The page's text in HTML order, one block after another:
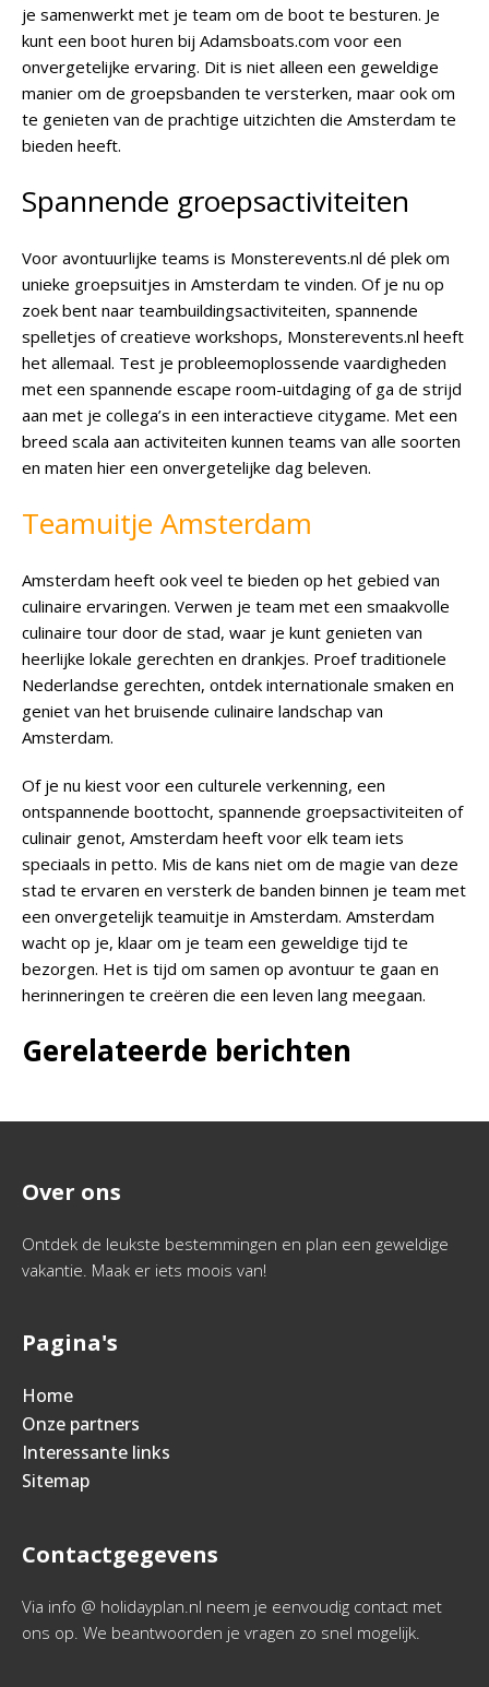
je samenwerkt met je team om de boot te besturen. Je
kunt een boot huren bij Adamsboats.com voor een
onvergetelijke ervaring. Dit is niet alleen een geweldige
manier om de groepsbanden te versterken, maar ook om
te genieten van de prachtige uitzichten die Amsterdam te
bieden heeft.
Spannende groepsactiviteiten
Voor avontuurlijke teams is Monsterevents.nl dé plek om
unieke groepsuitjes in Amsterdam te vinden. Of je nu op
zoek bent naar teambuildingsactiviteiten, spannende
spelletjes of creatieve workshops, Monsterevents.nl heeft
het allemaal. Test je probleemoplossende vaardigheden
met een spannende escape room-uitdaging of ga de strijd
aan met je collega’s in een interactieve citygame. Met een
breed scala aan activiteiten kunnen teams van alle soorten
en maten hier een onvergetelijke dag beleven.
Teamuitje Amsterdam
Amsterdam heeft ook veel te bieden op het gebied van
culinaire ervaringen. Verwen je team met een smaakvolle
culinaire tour door de stad, waar je kunt genieten van
heerlijke lokale gerechten en drankjes. Proef traditionele
Nederlandse gerechten, ontdek internationale smaken en
geniet van het bruisende culinaire landschap van
Amsterdam.
Of je nu kiest voor een culturele verkenning, een
ontspannende boottocht, spannende groepsactiviteiten of
culinair genot, Amsterdam heeft voor elk team iets
speciaals in petto. Mis de kans niet om de magie van deze
stad te ervaren en versterk de banden binnen je team met
een onvergetelijk teamuitje in Amsterdam. Amsterdam
wacht op je, klaar om je team een geweldige tijd te
bezorgen. Het is tijd om samen op avontuur te gaan en
herinneringen te creëren die een leven lang meegaan.
Gerelateerde berichten
Over ons
Ontdek de leukste bestemmingen en plan een geweldige
vakantie. Maak er iets moois van!
Pagina's
Home
Onze partners
Interessante links
Sitemap
Contactgegevens
Via info @ holidayplan.nl neem je eenvoudig contact met
ons op. We beantwoorden je vragen zo snel mogelijk.